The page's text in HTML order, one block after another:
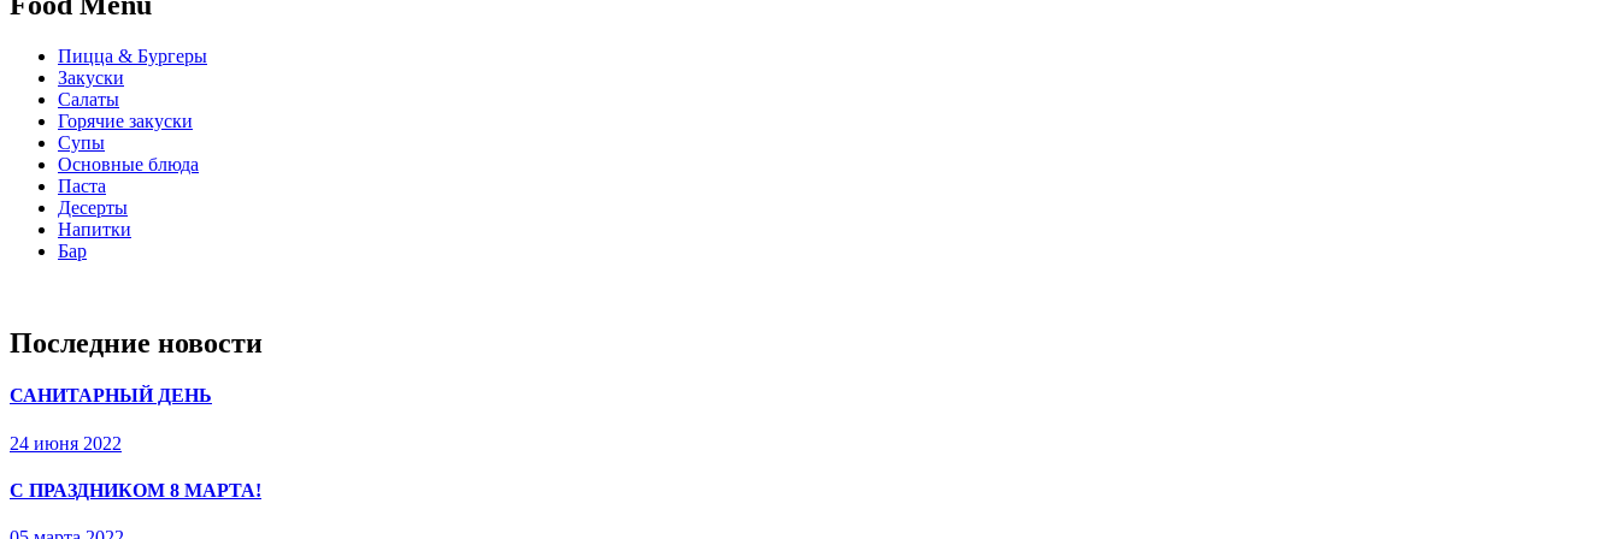
Пицца & Бургеры
Закуски
Салаты
Горячие закуски
Супы
Основные блюда
Паста
Десерты
Напитки
Бар
Последние новости
САНИТАРНЫЙ ДЕНЬ
24 июня 2022
С ПРАЗДНИКОМ 8 МАРТА!